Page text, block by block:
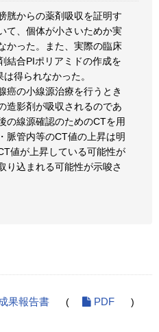
胱からの薬剤吸収を証明す
て、個体が小さいためか実
かった。また、実際の臨床
結合PIポリアミドの作成を
得られなかった。
癌の小線源治療を行うとき
造影剤が吸収されるのであ
の線源確認のためのCTを用
脈管内等のCT値の上昇は明
値が上昇している可能性が
り込まれる可能性が示唆さ
果報告書 ( PDF )